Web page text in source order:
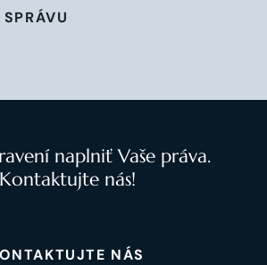
naplniť Vaše práva.
Kontaktujte nás!
NÁS